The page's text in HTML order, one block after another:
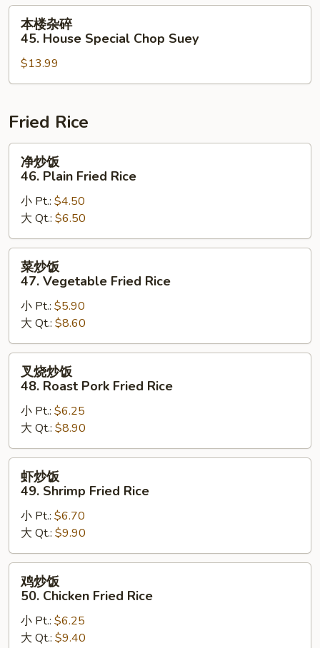
Roast
Pork
Chop
Suey
45.
Special
Suey
本楼杂碎
45. House Special Chop Suey
$13.99
Fried Rice
46.
Plain
Fried
Rice
净炒饭
46. Plain Fried Rice
小 Pt.: $4.50
大 Qt.: $6.50
47.
Vegetable
Fried
Rice
菜炒饭
47. Vegetable Fried Rice
小 Pt.: $5.90
大 Qt.: $8.60
48.
Roast
Pork
Fried
Rice
叉烧炒饭
48. Roast Pork Fried Rice
小 Pt.: $6.25
大 Qt.: $8.90
49.
Shrimp
Fried
Rice
虾炒饭
49. Shrimp Fried Rice
小 Pt.: $6.70
大 Qt.: $9.90
50.
Chicken
鸡炒饭
50. Chicken Fried Rice
小 Pt.: $6.25
大 Qt.: $9.40